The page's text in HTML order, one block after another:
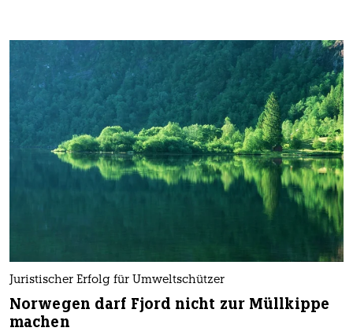
Juristischer Erfolg für Umweltschützer
Norwegen darf Fjord nicht zur Müllkippe
machen